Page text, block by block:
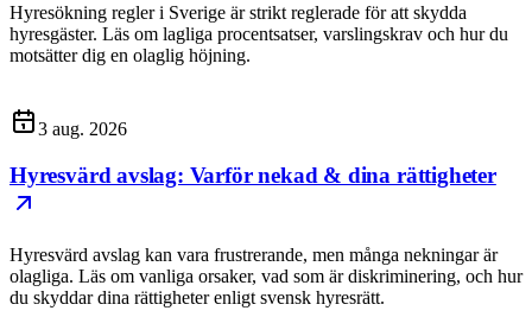
Hyresökning regler i Sverige är strikt reglerade för att skydda
hyresgäster. Läs om lagliga procentsatser, varslingskrav och hur du
motsätter dig en olaglig höjning.
3 aug. 2026
Hyresvärd avslag: Varför nekad & dina rättigheter
Hyresvärd avslag kan vara frustrerande, men många nekningar är
olagliga. Läs om vanliga orsaker, vad som är diskriminering, och hur
du skyddar dina rättigheter enligt svensk hyresrätt.